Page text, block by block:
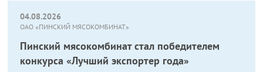
04.08.2026
ОАО «ПИНСКИЙ МЯСОКОМБИНАТ»
Пинский мясокомбинат стал победителем
конкурса «Лучший экспортер года»